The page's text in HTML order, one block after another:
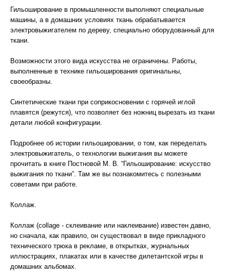
Гильоширование в промышленности выполняют специальные
машины, а в домашних условиях ткань обрабатывается
электровыжигателем по дереву, специально оборудованный для
ткани.
Возможности этого вида искусства не ограничены. Работы,
выполненные в технике гильоширования оригинальны,
своеобразны.
Синтетические ткани при соприкосновении с горячей иглой
плавятся (режутся), что позволяет без ножниц вырезать из ткани
детали любой конфигурации.
Подробнее об истории гильошировании, о том, как переделать
электровыжигатель, о технологии выжигания вы можете
прочитать в книге Постновой М. В. “Гильоширование: искусство
выжигания по ткани”. Там же вы познакомитесь с полезными
советами при работе.
Коллаж.
Коллаж (collage - склеивание или наклеивание) известен давно,
но сначала, как правило, он существовал в виде прикладного
технического трюка в рекламе, в открытках, журнальных
иллюстрациях, плакатах или в качестве дилетантской игры в
домашних альбомах.